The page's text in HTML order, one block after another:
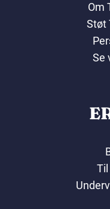
Om
Støt
Se